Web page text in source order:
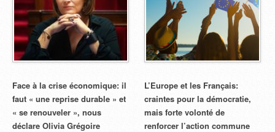
Face à la crise économique: il
faut « une reprise durable » et
« se renouveler », nous
déclare Olivia Grégoire
L’Europe et les Français:
craintes pour la démocratie,
mais forte volonté de
renforcer l’action commune